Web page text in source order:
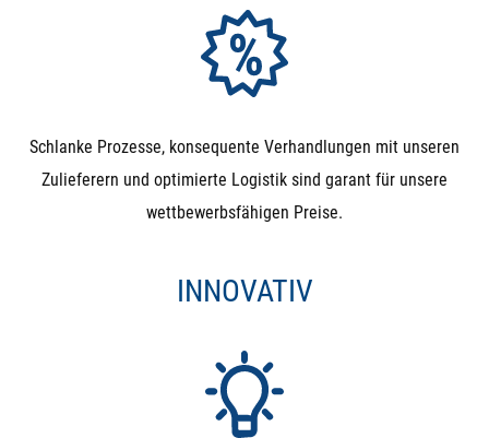
Magnetventile mit einem T-Stück so verbauen, dass Sie
ein 3-Wege-Ventil simulieren
Lange Einschaltdauern: Der Kopf des Magnetventils
Ventil benötigen, dass nur selten schaltet und dann
Druckhaltung in beiden Richtungen: Magnetventile
Schlanke Prozesse, konsequente Verhandlungen mit unseren
Zulieferern und optimierte Logistik sind garant für unsere
wettbewerbsfähigen Preise.
INNOVATIV